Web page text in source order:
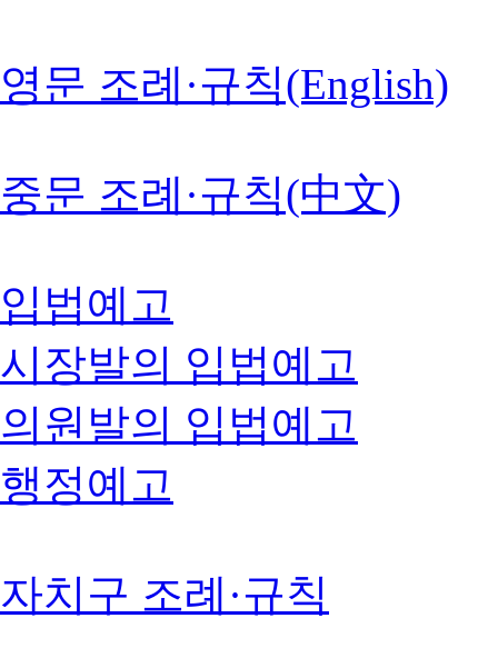
영문 조례·규칙(English)
중문 조례·규칙(中文)
입법예고
시장발의 입법예고
의원발의 입법예고
행정예고
자치구 조례·규칙